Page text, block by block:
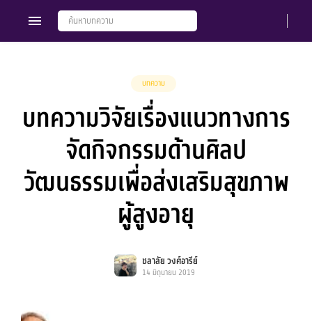
บทความ
บทความวิจัยเรื่องแนวทางการ
จัดกิจกรรมด้านศิลป
วัฒนธรรมเพื่อส่งเสริมสุขภาพ
ผู้สูงอายุ
ชลาลัย วงศ์อารีย์
14 มิถุนายน 2019
Members Groups